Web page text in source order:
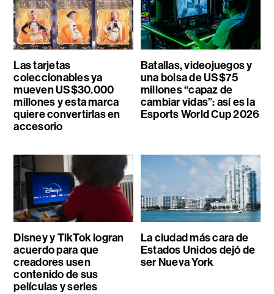
Las tarjetas
coleccionables ya
mueven US$30.000
millones y esta marca
quiere convertirlas en
accesorio
Batallas, videojuegos y
una bolsa de US$75
millones “capaz de
cambiar vidas”: así es la
Esports World Cup 2026
Disney y TikTok logran
acuerdo para que
creadores usen
contenido de sus
películas y series
La ciudad más cara de
Estados Unidos dejó de
ser Nueva York